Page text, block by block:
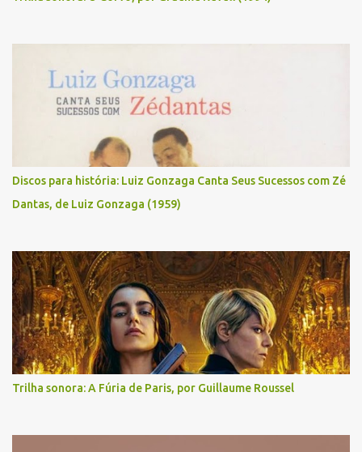
Discos para história: Luiz Gonzaga Canta Seus Sucessos com Zé
Dantas, de Luiz Gonzaga (1959)
Trilha sonora: A Fúria de Paris, por Guillaume Roussel